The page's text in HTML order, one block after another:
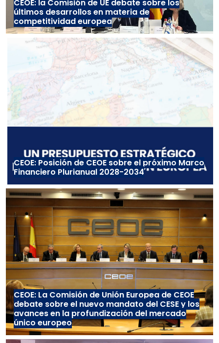
CEOE: la Comisión de UE debate sobre los
últimos desarrollos en materia de
competitividad europea
CEOE: Posición de CEOE sobre el próximo Marco
Financiero Plurianual 2028-2034
CEOE: La Comisión de Unión Europea de CEOE
debate sobre el nuevo mandato del CESE y los
avances en la profundización del mercado
único europeo